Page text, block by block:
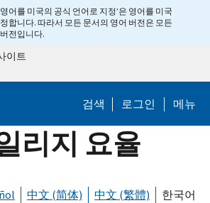
어를 미국의 공식 언어로 지정’은 영어를 미국
합니다. 따라서 모든 문서의 영어 버전은 모든
전입니다.
이트
검색 로그인 메뉴
리지 요율
中文 (简体) 中文 (繁體)
한국어